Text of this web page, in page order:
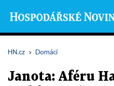
HN.cz › Domácí
Janota: Aféru